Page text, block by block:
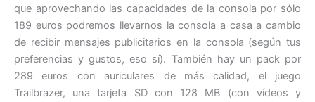
que aprovechando las capacidades de la consola por sólo
189 euros podremos llevarnos la consola a casa a cambio
de recibir mensajes publicitarios en la consola (según tus
preferencias y gustos, eso sí). También hay un pack por
289 euros con auriculares de más calidad, el juego
Trailbrazer, una tarjeta SD con 128 MB (con vídeos y